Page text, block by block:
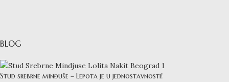
BLOG
Stud srebrne minđuše – Lepota je u jednostavnosti!